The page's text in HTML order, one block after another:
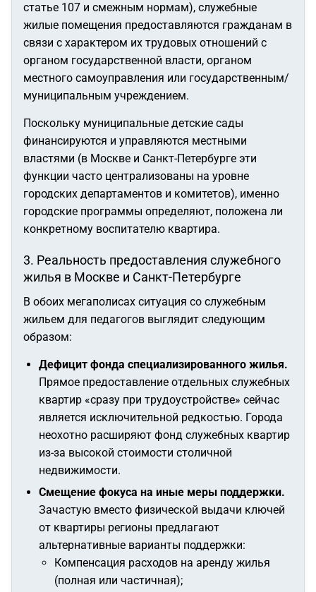
статье 107 и смежным нормам), служебные
жилые помещения предоставляются гражданам в
связи с характером их трудовых отношений с
органом государственной власти, органом
местного самоуправления или государственным/
муниципальным учреждением.
Поскольку муниципальные детские сады
финансируются и управляются местными
властями (в Москве и Санкт-Петербурге эти
функции часто централизованы на уровне
городских департаментов и комитетов), именно
городские программы определяют, положена ли
конкретному воспитателю квартира.
3. Реальность предоставления служебного
жилья в Москве и Санкт-Петербурге
В обоих мегаполисах ситуация со служебным
жильем для педагогов выглядит следующим
образом:
Дефицит фонда специализированного жилья.
Прямое предоставление отдельных служебных
квартир «сразу при трудоустройстве» сейчас
является исключительной редкостью. Города
неохотно расширяют фонд служебных квартир
из-за высокой стоимости столичной
недвижимости.
Смещение фокуса на иные меры поддержки.
Зачастую вместо физической выдачи ключей
от квартиры регионы предлагают
альтернативные варианты поддержки:
Компенсация расходов на аренду жилья
(полная или частичная);